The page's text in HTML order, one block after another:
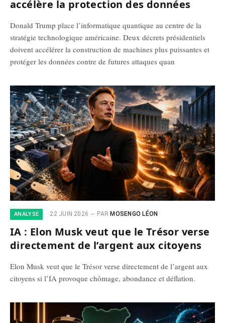
accélère la protection des données
Donald Trump place l’informatique quantique au centre de la
stratégie technologique américaine. Deux décrets présidentiels
doivent accélérer la construction de machines plus puissantes et
protéger les données contre de futures attaques quan
ANALYSE 22 JUIN 2026 PAR MOSENGO LÉON
IA : Elon Musk veut que le Trésor verse
directement de l’argent aux citoyens
Elon Musk veut que le Trésor verse directement de l’argent aux
citoyens si l’IA provoque chômage, abondance et déflation.